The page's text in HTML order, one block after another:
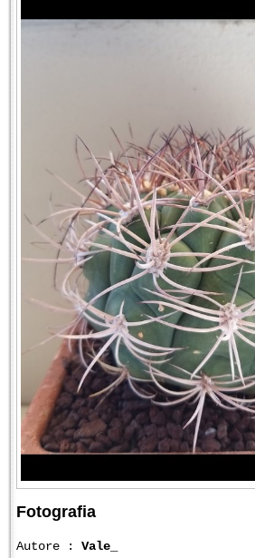
Fotografia
Autore : Vale_